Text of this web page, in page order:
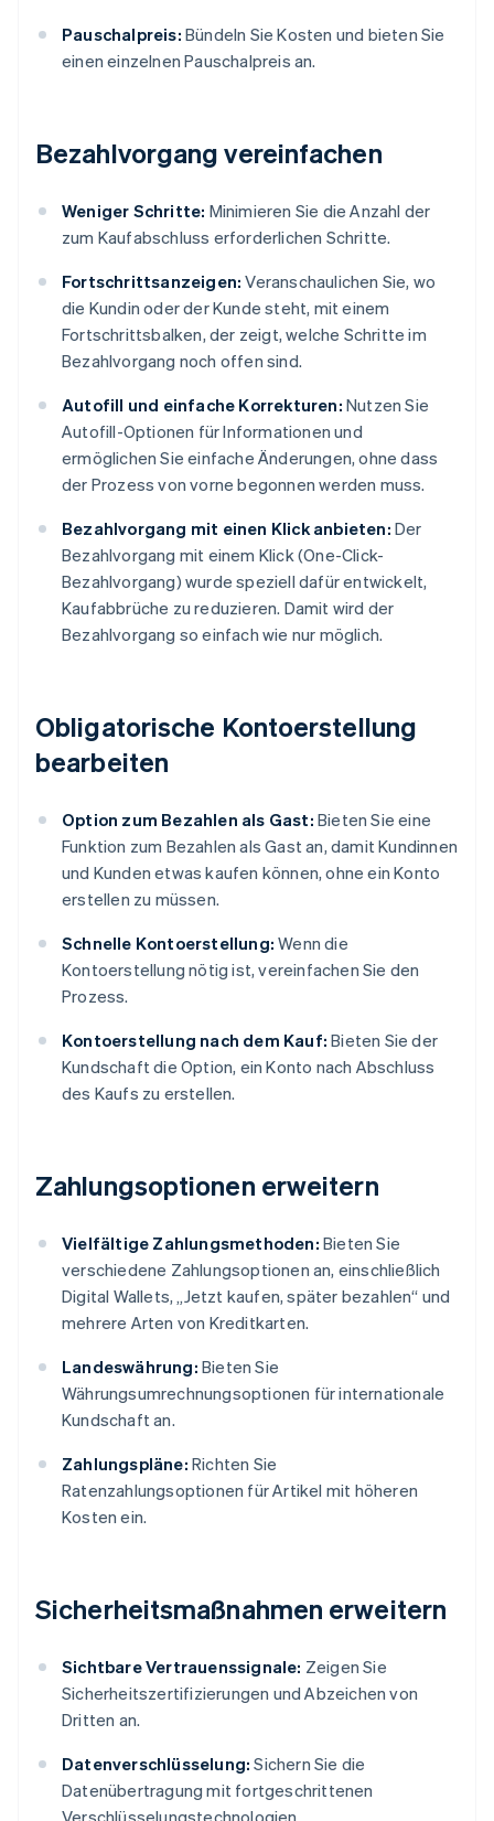
Pauschalpreis: Bündeln Sie Kosten und bieten Sie
einen einzelnen Pauschalpreis an.
Bezahlvorgang vereinfachen
Weniger Schritte: Minimieren Sie die Anzahl der
zum Kaufabschluss erforderlichen Schritte.
Fortschrittsanzeigen: Veranschaulichen Sie, wo
die Kundin oder der Kunde steht, mit einem
Fortschrittsbalken, der zeigt, welche Schritte im
Bezahlvorgang noch offen sind.
Autofill und einfache Korrekturen: Nutzen Sie
Autofill-Optionen für Informationen und
ermöglichen Sie einfache Änderungen, ohne dass
der Prozess von vorne begonnen werden muss.
Bezahlvorgang mit einen Klick anbieten: Der
Bezahlvorgang mit einem Klick (One-Click-
Bezahlvorgang) wurde speziell dafür entwickelt,
Kaufabbrüche zu reduzieren. Damit wird der
Bezahlvorgang so einfach wie nur möglich.
Obligatorische Kontoerstellung
bearbeiten
Option zum Bezahlen als Gast: Bieten Sie eine
Funktion zum Bezahlen als Gast an, damit Kundinnen
und Kunden etwas kaufen können, ohne ein Konto
erstellen zu müssen.
Schnelle Kontoerstellung: Wenn die
Kontoerstellung nötig ist, vereinfachen Sie den
Prozess.
Kontoerstellung nach dem Kauf: Bieten Sie der
Kundschaft die Option, ein Konto nach Abschluss
des Kaufs zu erstellen.
Zahlungsoptionen erweitern
Vielfältige Zahlungsmethoden: Bieten Sie
verschiedene Zahlungsoptionen an, einschließlich
Digital Wallets, „Jetzt kaufen, später bezahlen“ und
mehrere Arten von Kreditkarten.
Landeswährung: Bieten Sie
Währungsumrechnungsoptionen für internationale
Kundschaft an.
Zahlungspläne: Richten Sie
Ratenzahlungsoptionen für Artikel mit höheren
Kosten ein.
Sicherheitsmaßnahmen erweitern
Sichtbare Vertrauenssignale: Zeigen Sie
Sicherheitszertifizierungen und Abzeichen von
Dritten an.
Datenverschlüsselung: Sichern Sie die
Datenübertragung mit fortgeschrittenen